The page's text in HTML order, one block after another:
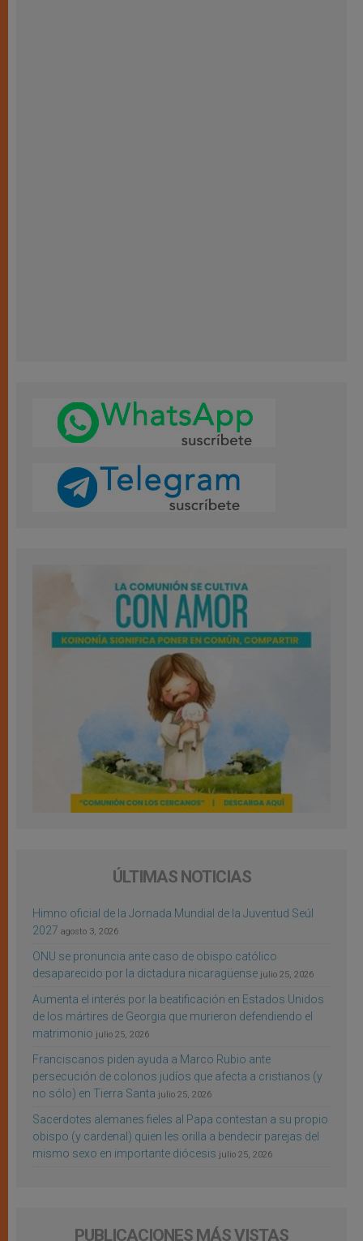
ÚLTIMAS NOTICIAS
Himno oficial de la Jornada Mundial de la Juventud Seúl
2027 agosto 3, 2026
ONU se pronuncia ante caso de obispo católico
desaparecido por la dictadura nicaragüense julio 25, 2026
Aumenta el interés por la beatificación en Estados Unidos
de los mártires de Georgia que murieron defendiendo el
matrimonio julio 25, 2026
Franciscanos piden ayuda a Marco Rubio ante
persecución de colonos judíos que afecta a cristianos (y
no sólo) en Tierra Santa julio 25, 2026
Sacerdotes alemanes fieles al Papa contestan a su propio
obispo (y cardenal) quien les orilla a bendecir parejas del
mismo sexo en importante diócesis julio 25, 2026
PUBLICACIONES MÁS VISTAS